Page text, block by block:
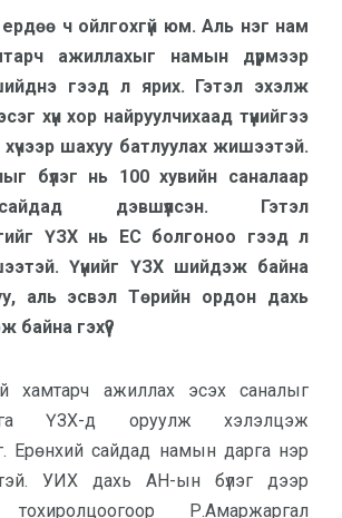
ч ойлгохгүй юм. Аль нэг нам
ажиллахыг намын дүрмээр
гээд л ярих. Гэтэл эхэлж
хүн хор найруулчихаад түүнийгээ
шахуу батлуулах жишээтэй.
бүлэг нь 100 хувийн саналаар
дэвшүүлсэн. Гэтэл
ҮЗХ нь ЕС болгоноо гээд л
Үүнийг ҮЗХ шийдэж байна
аль эсвэл Төрийн ордон дахь
гэхүү?
хамтарч ажиллах эсэх саналыг
ҮЗХ-д оруулж хэлэлцэж
Ерөнхий сайдад намын дарга нэр
УИХ дахь АН-ын бүлэг дээр
Р.Амаржаргал